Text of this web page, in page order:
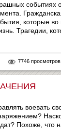
событиях
которые
Трагедии,
7746 просмотров
воевать
Похоже, что